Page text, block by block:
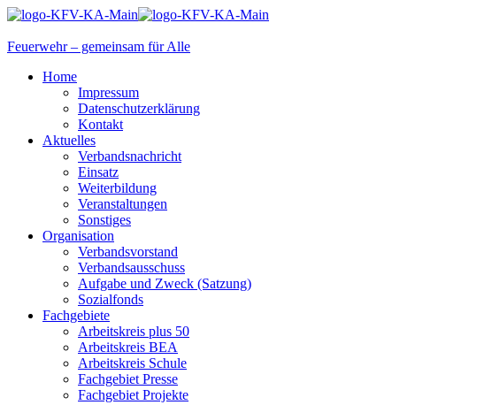
Feuerwehr – gemeinsam für Alle
Home
Impressum
Datenschutzerklärung
Kontakt
Aktuelles
Verbandsnachricht
Einsatz
Weiterbildung
Veranstaltungen
Sonstiges
Organisation
Verbandsvorstand
Verbandsausschuss
Aufgabe und Zweck (Satzung)
Sozialfonds
Fachgebiete
Arbeitskreis plus 50
Arbeitskreis BEA
Arbeitskreis Schule
Fachgebiet Presse
Fachgebiet Projekte